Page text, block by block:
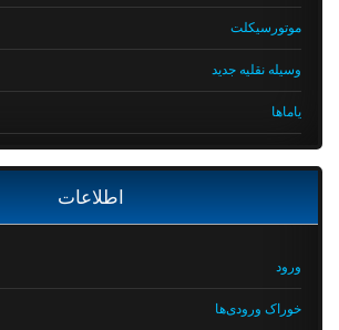
موتورسیکلت
وسیله نقلیه جدید
یاماها
اطلاعات
ورود
خوراک ورودی‌ها